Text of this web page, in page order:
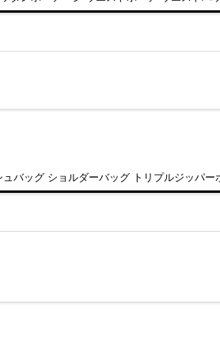
ッグ ショルダーバッグ トリプルジッパ